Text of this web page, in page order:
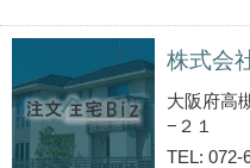
大阪府高
−２１
TEL: 072-